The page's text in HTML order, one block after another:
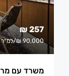
257 ₪
90,000 ₪ /למ״ר
משרד עם